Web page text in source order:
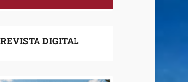
REVISTA DIGITAL